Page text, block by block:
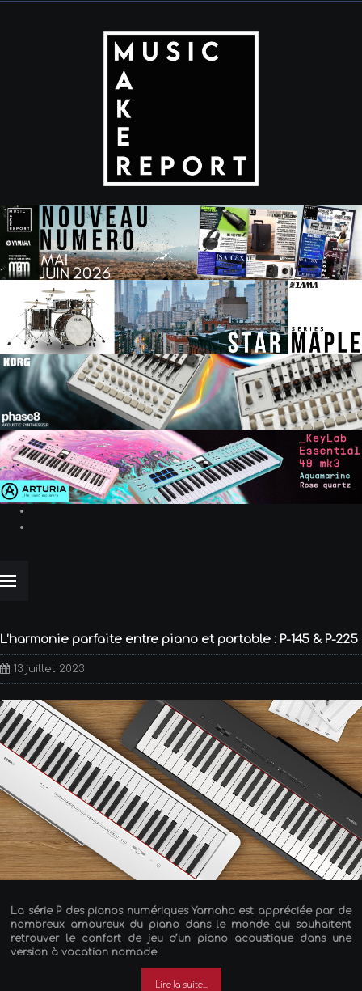
L’harmonie parfaite entre piano et portable : P-145 & P-225
13 juillet 2023
La série P des pianos numériques Yamaha est appréciée par de
nombreux amoureux du piano dans le monde qui souhaitent
retrouver le confort de jeu d’un piano acoustique dans une
version à vocation nomade.
Lire la suite...